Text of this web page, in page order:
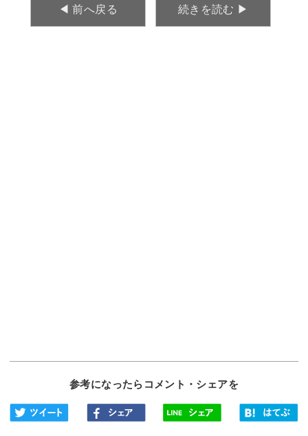
◀︎ 前へ戻る 続きを読む ▶︎
参考になったらコメント・シェアを